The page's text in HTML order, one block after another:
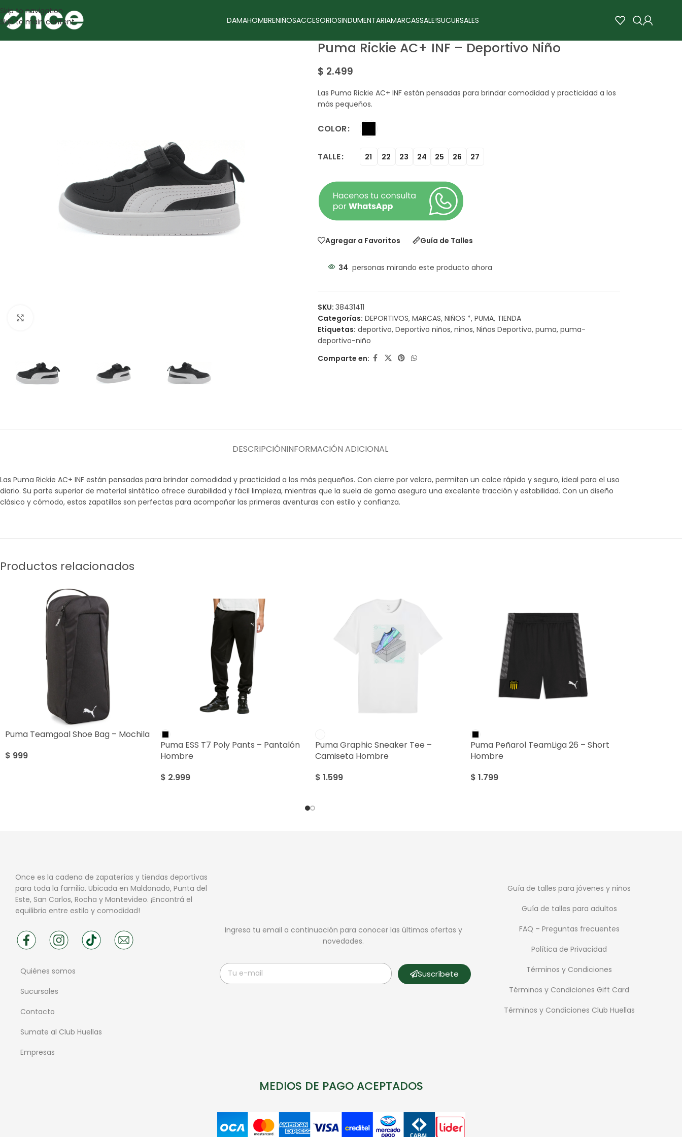
Skip to navigation
Skip to main content
DAMAHOMBRENIÑOSACCESORIOSINDUMENTARIAMARCASSALE!SUCURSALES
Puma Rickie AC+ INF – Deportivo Niño
$ 2.499
Las Puma Rickie AC+ INF están pensadas para brindar comodidad y practicidad a los
más pequeños.
COLOR
TALLE 21 22 23 24 25 26 27
Agregar a Favoritos Guía de Talles
34 personas mirando este producto ahora
SKU: 38431411
Categorías: DEPORTIVOS, MARCAS, NIÑOS *, PUMA, TIENDA
Etiquetas: deportivo, Deportivo niños, ninos, Niños Deportivo, puma, puma-
deportivo-niño
Comparte en:
DESCRIPCIÓNINFORMACIÓN ADICIONAL
Las Puma Rickie AC+ INF están pensadas para brindar comodidad y practicidad a los más pequeños. Con cierre por velcro, permiten un calce rápido y seguro, ideal para el uso
diario. Su parte superior de material sintético ofrece durabilidad y fácil limpieza, mientras que la suela de goma asegura una excelente tracción y estabilidad. Con un diseño
clásico y cómodo, estas zapatillas son perfectas para acompañar las primeras aventuras con estilo y confianza.
Productos relacionados
Puma Teamgoal Shoe Bag – Mochila
$ 999
Puma ESS T7 Poly Pants – Pantalón
Hombre
$ 2.999
Puma Graphic Sneaker Tee –
Camiseta Hombre
$ 1.599
Puma Peñarol TeamLiga 26 – Short
Hombre
$ 1.799
Once es la cadena de zapaterías y tiendas deportivas
para toda la familia. Ubicada en Maldonado, Punta del
Este, San Carlos, Rocha y Montevideo. ¡Encontrá el
equilibrio entre estilo y comodidad!
Quiénes somos
Sucursales
Contacto
Sumate al Club Huellas
Empresas
Ingresa tu email a continuación para conocer las últimas ofertas y
novedades.
Suscríbete
Guía de talles para jóvenes y niños
Guía de talles para adultos
FAQ – Preguntas frecuentes
Política de Privacidad
Términos y Condiciones
Términos y Condiciones Gift Card
Términos y Condiciones Club Huellas
MEDIOS DE PAGO ACEPTADOS